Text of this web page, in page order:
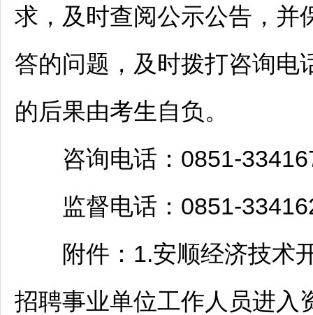
求，及时查阅公示公告，并
答的问题，及时拨打咨询电
的后果由考生自负。
咨询电话：0851-
监督电话：0851-
附件：1.安顺经济技术
招聘事业单位工作人员进入